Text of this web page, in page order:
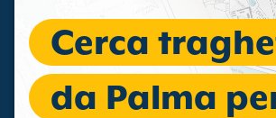
Cerca
da Palma